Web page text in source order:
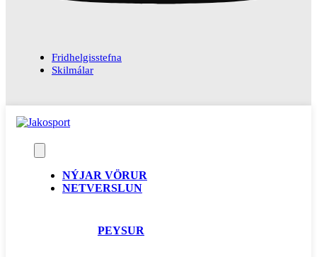
Fridhelgisstefna
Skilmálar
NÝJAR VÖRUR
NETVERSLUN
PEYSUR